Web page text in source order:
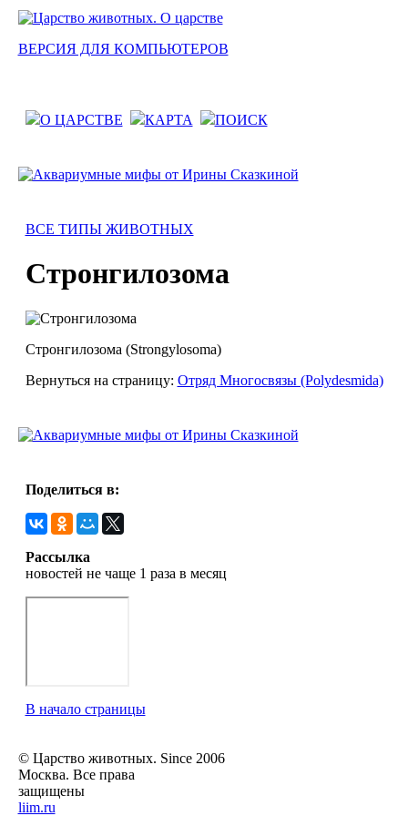
ВЕРСИЯ ДЛЯ КОМПЬЮТЕРОВ
О ЦАРСТВЕ КАРТА ПОИСК
ВСЕ ТИПЫ ЖИВОТНЫХ
Стронгилозома
Стронгилозома (Strongylosoma)
Вернуться на страницу: Отряд Многосвязы (Polydesmida)
Поделиться в:
Рассылка
новостей не чаще 1 раза в месяц
В начало страницы
© Царство животных. Since 2006
Москва. Все права
защищены
liim.ru